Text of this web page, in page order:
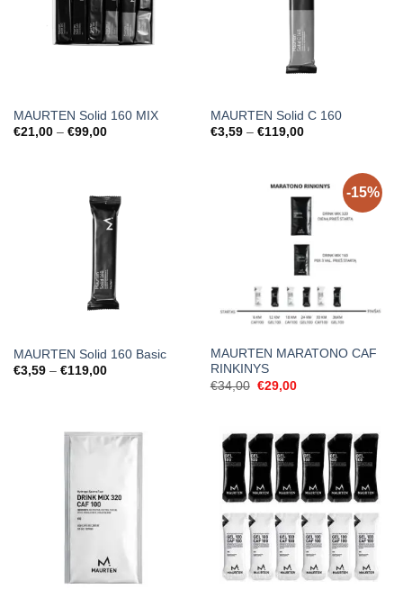
MAURTEN Solid 160 MIX
€21,00 – €99,00Price
MAURTEN Solid C 160
€3,59 – €119,00Price
€119,00
MAURTEN Solid 160 Basic
€3,59 – €119,00Price
-15%
MAURTEN MARATONO CAF
RINKINYS
€34,00 Original
price
€29,00Current